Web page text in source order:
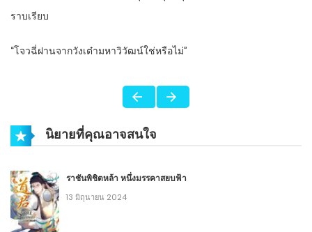
ราบเรียบ
“โจวฉี่ฝานจากวังเต๋ามหาวิวัฒน์ใช่หรือไม่”
นิยายที่คุณอาจสนใจ
ราชันพิชิตหล้า หนึ่งมรรคาสยบฟ้า
13 มิถุนายน 2024